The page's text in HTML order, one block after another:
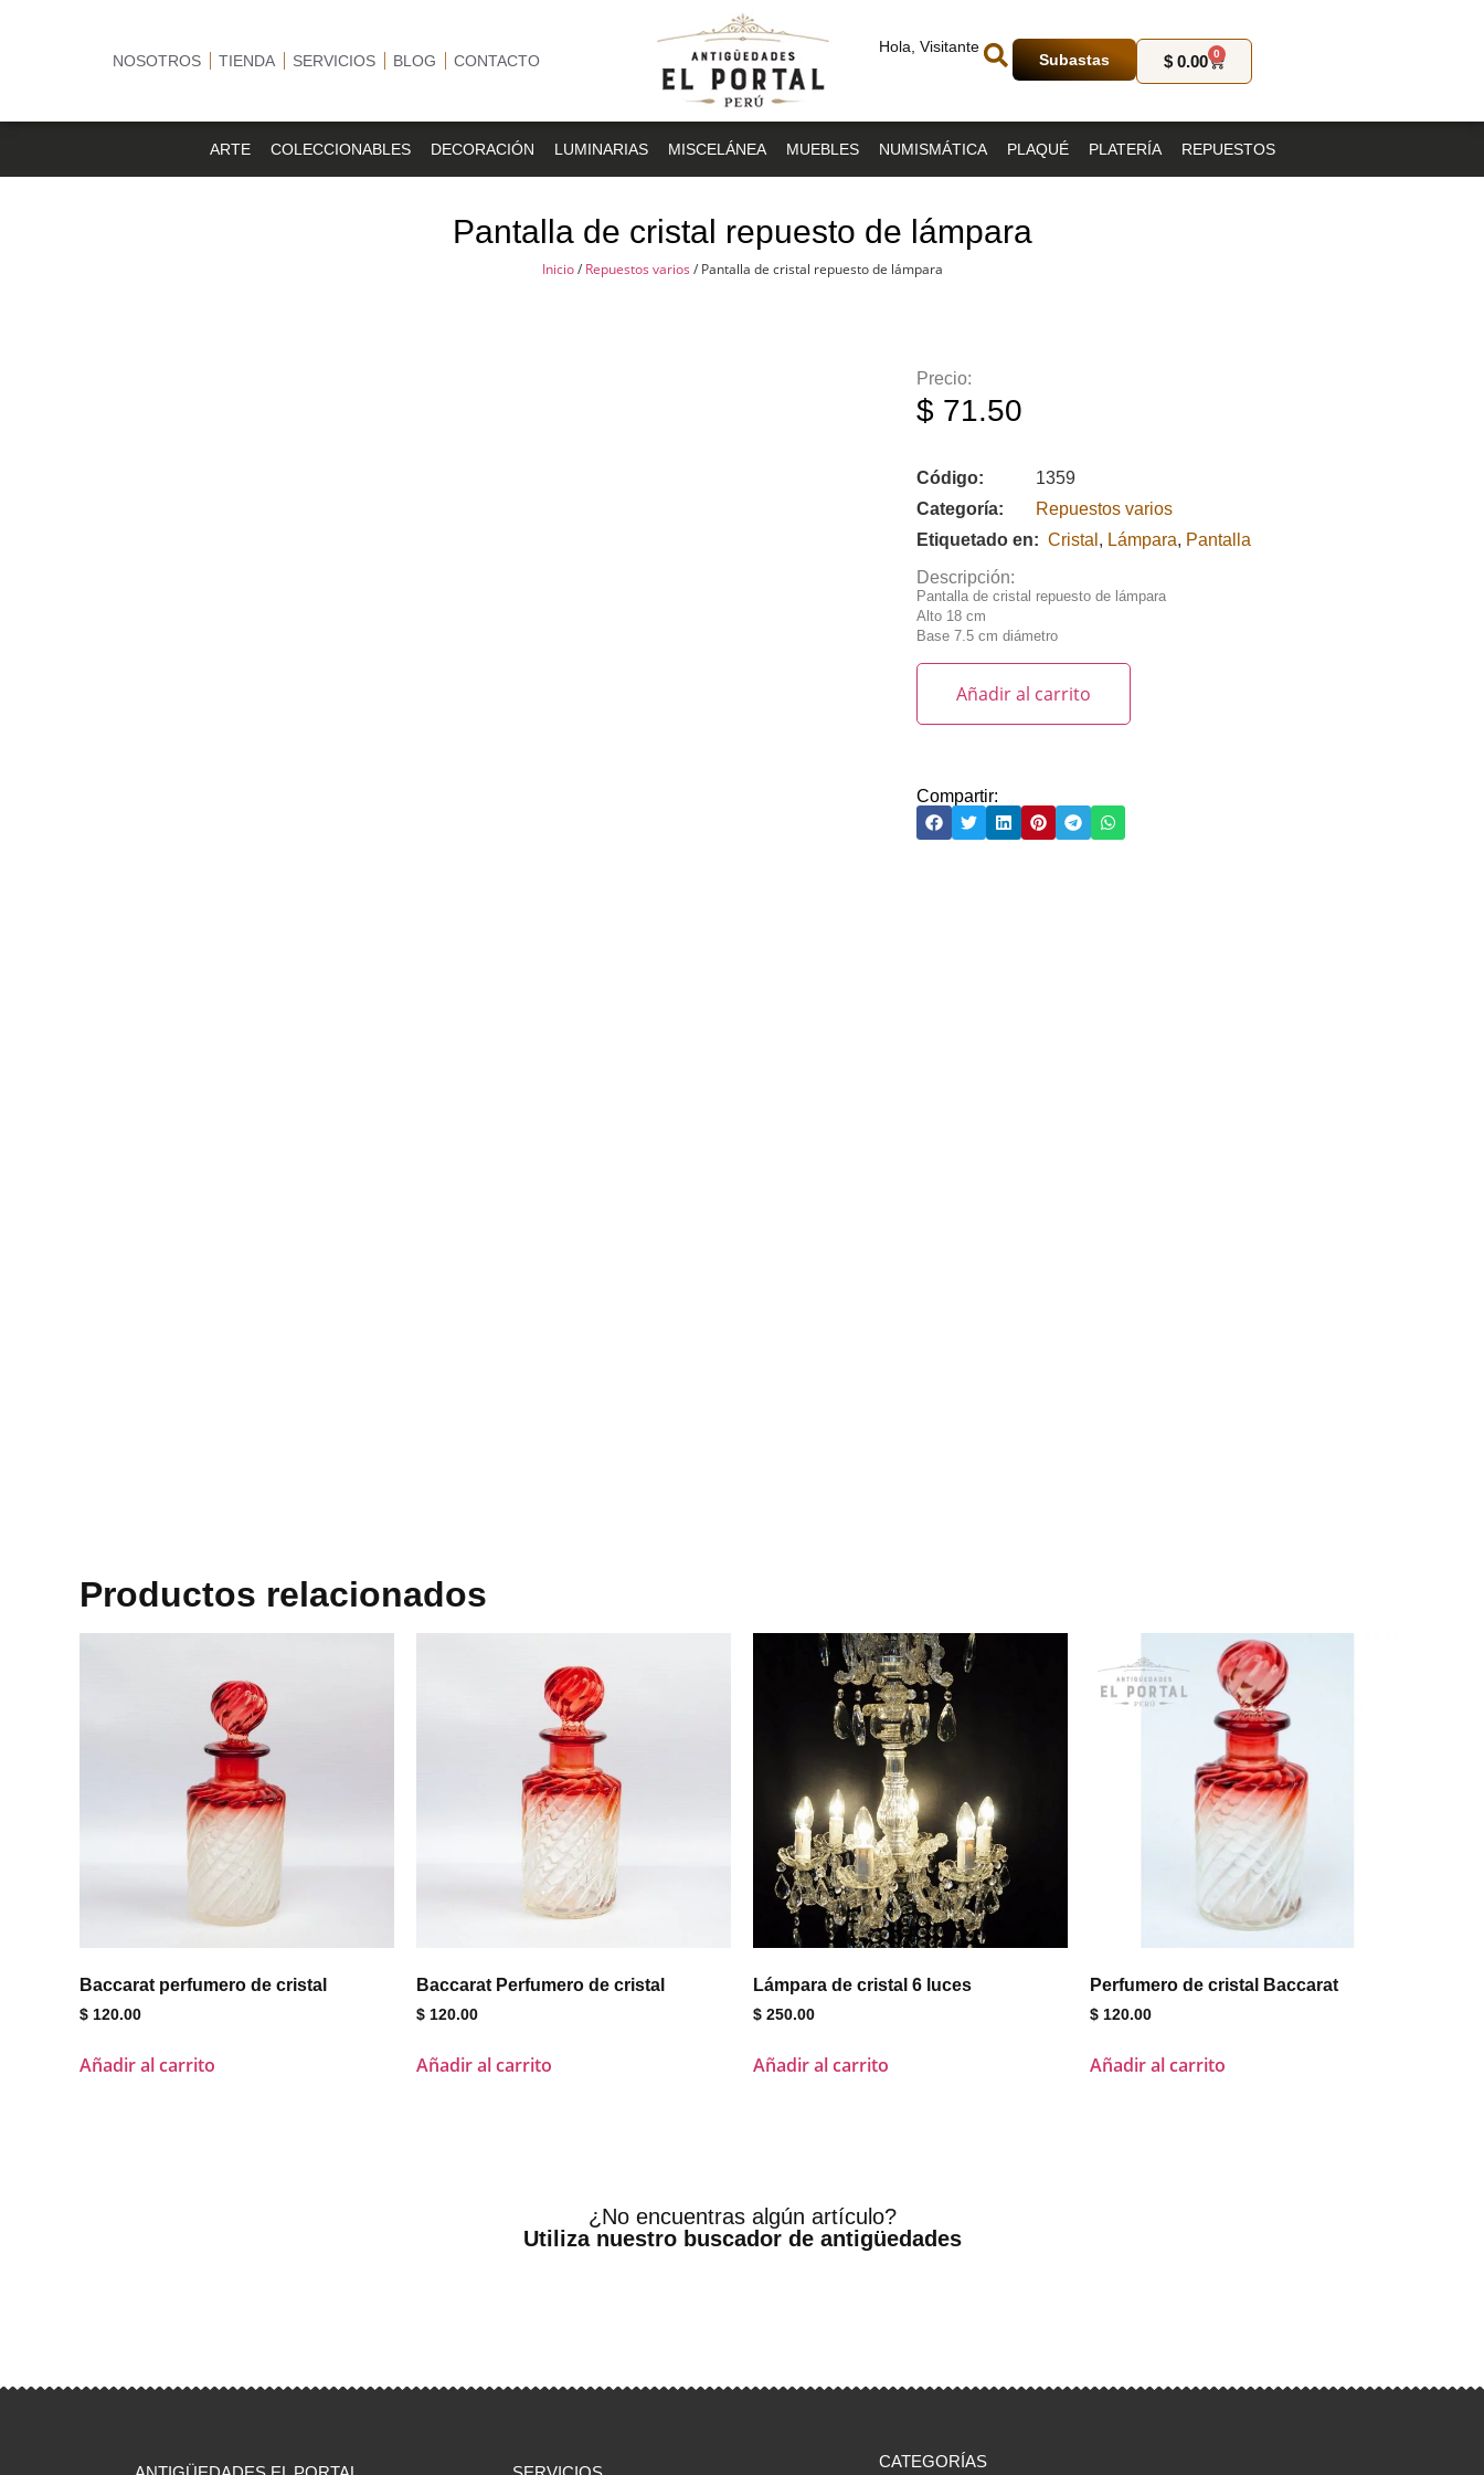
NOSOTROS TIENDA SERVICIOS BLOG CONTACTO
Hola, Visitante
Subastas $ 0.00 0
ARTE COLECCIONABLES DECORACIÓN LUMINARIAS MISCELÁNEA MUEBLES NUMISMÁTICA PLAQUÉ PLATERÍA REPUESTOS
Pantalla de cristal repuesto de lámpara
Inicio/ Repuestos varios / Pantalla de cristal repuesto de lámpara
Precio:
$ 71.50
Código:
1359
Categoría:
Repuestos varios
Etiquetado en:Cristal , Lámpara, Pantalla
Descripción:
Pantalla de cristal repuesto de lámpara
Alto 18 cm
Base 7.5 cm diámetro
Añadir al carrito
Compartir:
Productos relacionados
Baccarat perfumero de cristal
$ 120.00
Añadir al carrito
Baccarat Perfumero de cristal
$ 120.00
Añadir al carrito
Lámpara de cristal 6 luces
$ 250.00
Añadir al carrito
Perfumero de cristal Baccarat
$ 120.00
Añadir al carrito
¿No encuentras algún artículo?
Utiliza nuestro buscador de antigüedades
CATEGORÍAS